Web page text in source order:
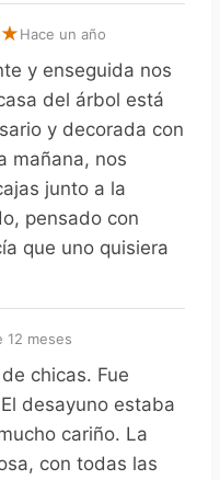
★Hace un año
y enseguida nos
del árbol está
y decorada con
mañana, nos
junto a la
pensado con
que uno quisiera
12 meses
chicas. Fue
desayuno estaba
cariño. La
con todas las